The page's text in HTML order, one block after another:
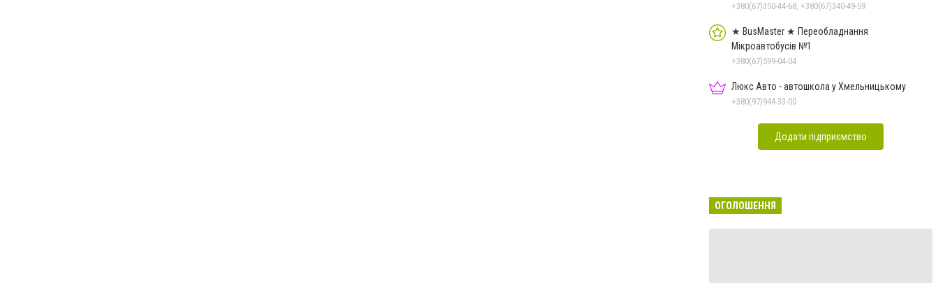
+380(67)350-44-68, +380(67)340-49-59
★ BusMaster ★ Переобладнання
Мікроавтобусів №1
+380(67)599-04-04
Люкс Авто - автошкола у Хмельницькому
+380(97)944-33-00
Додати підприємство
ОГОЛОШЕННЯ